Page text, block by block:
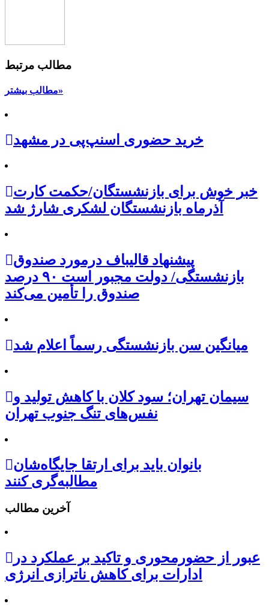
مطالب مرتبط
مطالب بیشتر»
خرید حضوری اسنپ‌پی در مشهد
خبر خوش برای بازنشستگان/حکمت کارت
آذرماه بازنشستگان لشکری شارژ شد
پیشنهاد قالیباف درمورد صندوق
بازنشستگی/ دولت مجبور است ۹۰ درصد
صندوق را تأمین می‌کند
میانگین سن بازنشستگی رسماً اعلام شد
سیمان تهران؛ سود کلان با کاهش تولید و
نفس‌های تنگ جنوب تهران
بانوان باید برای ارتقا جایگاه‌شان
مطالبه‌گری کنند
آخرین مطالب
عبور از حضورمحوری و تاکید بر عملکرد در
ادارات برای کاهش ناترازی انرژی